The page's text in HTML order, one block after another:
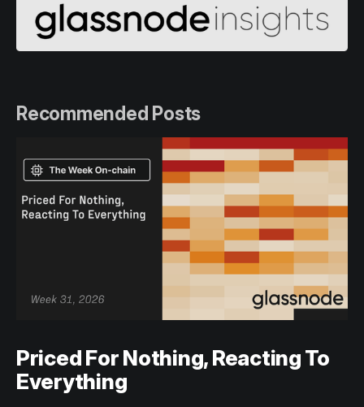
Recommended Posts
Priced For Nothing, Reacting To
Everything